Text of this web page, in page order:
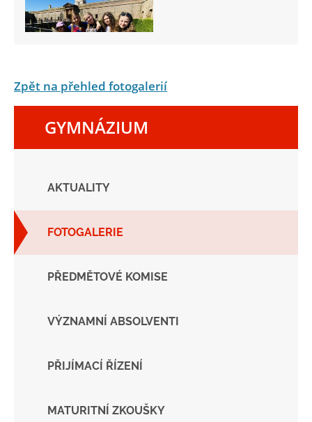
Zpět na přehled fotogalerií
GYMNÁZIUM
AKTUALITY
FOTOGALERIE
PŘEDMĚTOVÉ KOMISE
VÝZNAMNÍ ABSOLVENTI
PŘIJÍMACÍ ŘÍZENÍ
MATURITNÍ ZKOUŠKY